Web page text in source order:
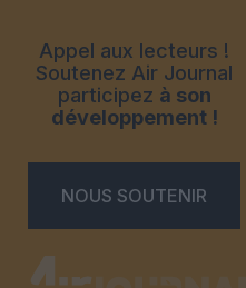
Appel aux lecteurs !
Soutenez Air Journal
participez à son
développement !
NOUS SOUTENIR